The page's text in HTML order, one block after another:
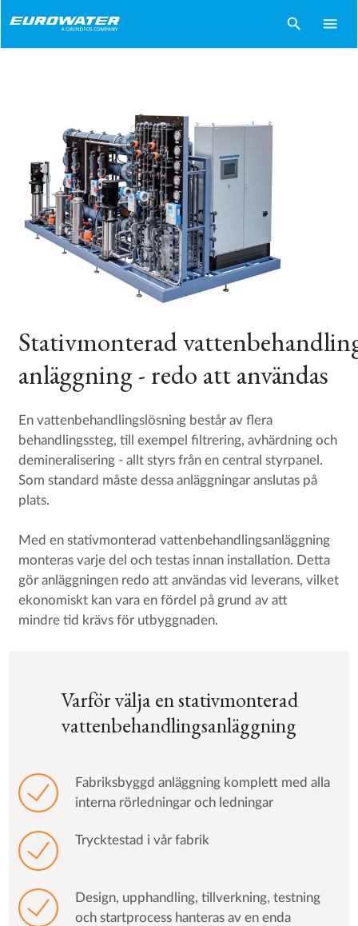
search menu
Stativmonterad
anläggning - redo att användas
En vattenbehandlingslösning består av flera
behandlingssteg, till exempel filtrering, avhärdning och
demineralisering - allt styrs från en central styrpanel.
Som standard måste dessa anläggningar anslutas på
plats.
Med en stativmonterad vattenbehandlingsanläggning
monteras varje del och testas innan installation. Detta
gör anläggningen redo att användas vid leverans, vilket
ekonomiskt kan vara en fördel på grund av att
mindre tid krävs för utbyggnaden.
Varför välja en stativmonterad
vattenbehandlingsanläggning
Fabriksbyggd anläggning komplett med alla
interna rörledningar och ledningar
Trycktestad i vår fabrik
Design, upphandling, tillverkning, testning
och startprocess hanteras av en enda